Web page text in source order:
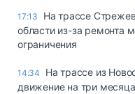
17:13
На трассе
области из-за ремонта
ограничения
14:34
На трассе из
движение на три месяца